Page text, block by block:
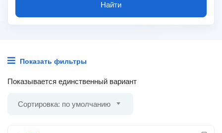
Найти
Показать фильтры
Показывается единственный вариант
Сортировка: по умолчанию